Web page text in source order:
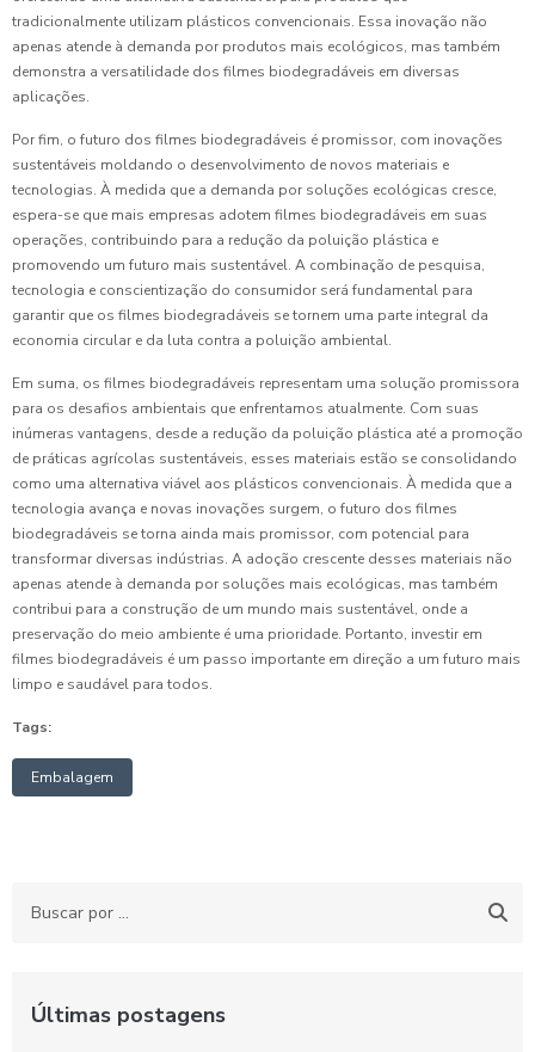
tradicionalmente utilizam plásticos convencionais. Essa inovação não
apenas atende à demanda por produtos mais ecológicos, mas também
demonstra a versatilidade dos filmes biodegradáveis em diversas
aplicações.
Por fim, o futuro dos filmes biodegradáveis é promissor, com inovações
sustentáveis moldando o desenvolvimento de novos materiais e
tecnologias. À medida que a demanda por soluções ecológicas cresce,
espera-se que mais empresas adotem filmes biodegradáveis em suas
operações, contribuindo para a redução da poluição plástica e
promovendo um futuro mais sustentável. A combinação de pesquisa,
tecnologia e conscientização do consumidor será fundamental para
garantir que os filmes biodegradáveis se tornem uma parte integral da
economia circular e da luta contra a poluição ambiental.
Em suma, os filmes biodegradáveis representam uma solução promissora
para os desafios ambientais que enfrentamos atualmente. Com suas
inúmeras vantagens, desde a redução da poluição plástica até a promoção
de práticas agrícolas sustentáveis, esses materiais estão se consolidando
como uma alternativa viável aos plásticos convencionais. À medida que a
tecnologia avança e novas inovações surgem, o futuro dos filmes
biodegradáveis se torna ainda mais promissor, com potencial para
transformar diversas indústrias. A adoção crescente desses materiais não
apenas atende à demanda por soluções mais ecológicas, mas também
contribui para a construção de um mundo mais sustentável, onde a
preservação do meio ambiente é uma prioridade. Portanto, investir em
filmes biodegradáveis é um passo importante em direção a um futuro mais
limpo e saudável para todos.
Tags:
Embalagem
Últimas postagens